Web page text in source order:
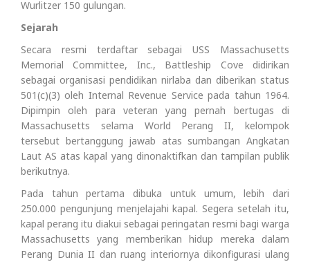
Wurlitzer 150 gulungan.
Sejarah
Secara resmi terdaftar sebagai USS Massachusetts
Memorial Committee, Inc., Battleship Cove didirikan
sebagai organisasi pendidikan nirlaba dan diberikan status
501(c)(3) oleh Internal Revenue Service pada tahun 1964.
Dipimpin oleh para veteran yang pernah bertugas di
Massachusetts selama World Perang II, kelompok
tersebut bertanggung jawab atas sumbangan Angkatan
Laut AS atas kapal yang dinonaktifkan dan tampilan publik
berikutnya.
Pada tahun pertama dibuka untuk umum, lebih dari
250.000 pengunjung menjelajahi kapal. Segera setelah itu,
kapal perang itu diakui sebagai peringatan resmi bagi warga
Massachusetts yang memberikan hidup mereka dalam
Perang Dunia II dan ruang interiornya dikonfigurasi ulang